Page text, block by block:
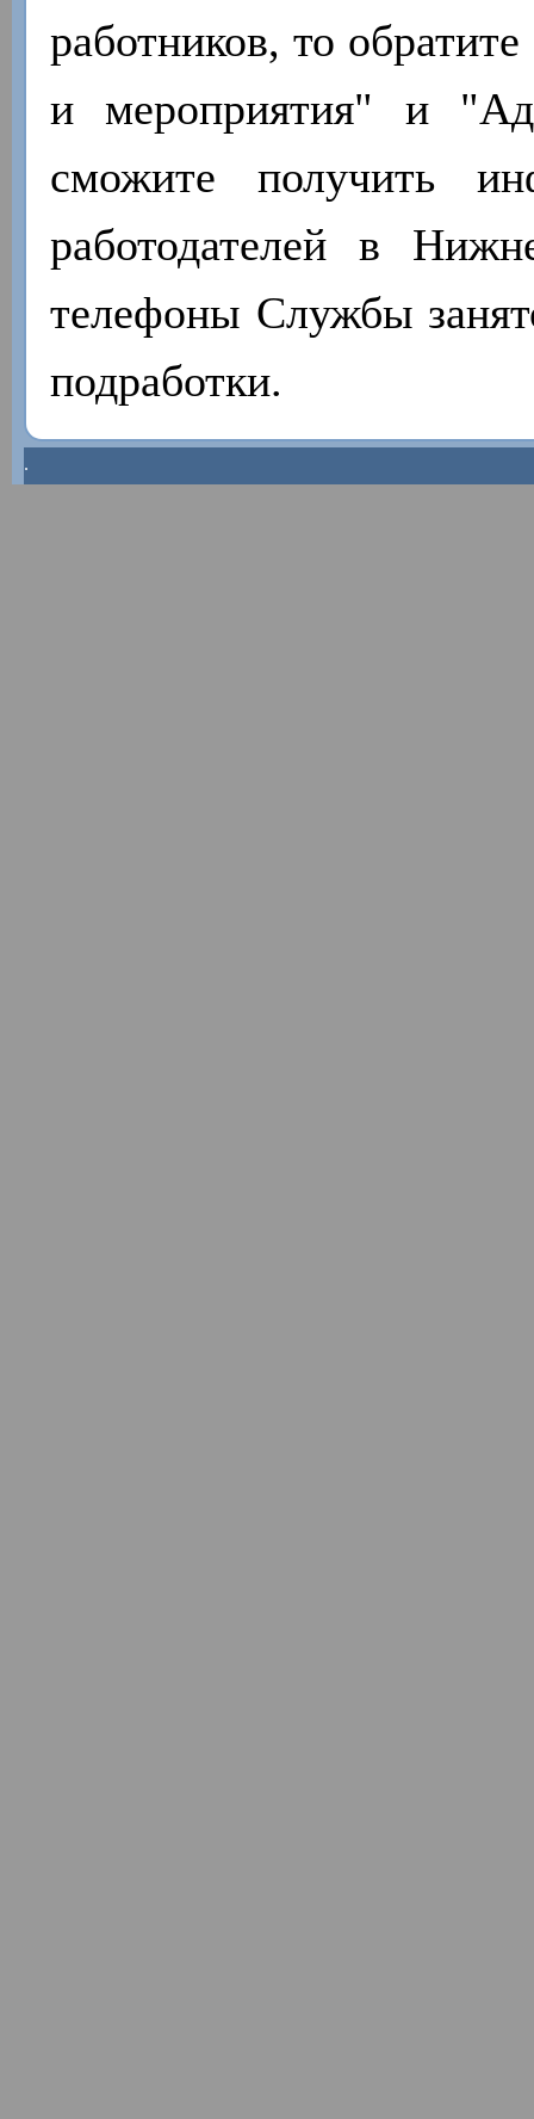
работников, то
и мероприятия" и
сможите получить
работодателей в
телефоны Службы
подработки.
.